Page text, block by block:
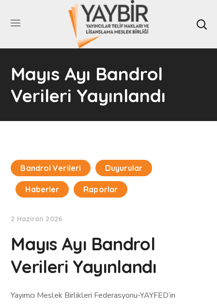
Mayıs Ayı Bandrol
Verileri Yayınlandı
Bandrol Verileri Duyurular
Haberler Raporlar
2 Haziran 2026
Mayıs Ayı Bandrol
Verileri Yayınlandı
Yayımcı Meslek Birlikleri Federasyonu-YAYFED’in